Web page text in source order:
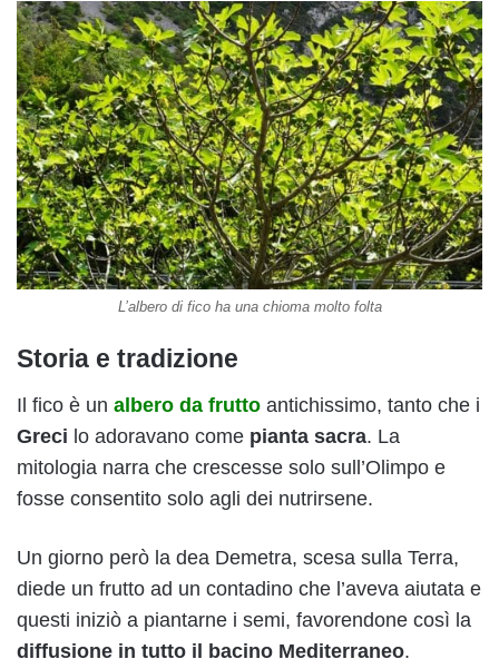
L’albero di fico ha una chioma molto folta
Storia e tradizione
Il fico è un albero da frutto antichissimo, tanto che i
Greci lo adoravano come pianta sacra. La
mitologia narra che crescesse solo sull’Olimpo e
fosse consentito solo agli dei nutrirsene.
Un giorno però la dea Demetra, scesa sulla Terra,
diede un frutto ad un contadino che l’aveva aiutata e
questi iniziò a piantarne i semi, favorendone così la
diffusione in tutto il bacino Mediterraneo.